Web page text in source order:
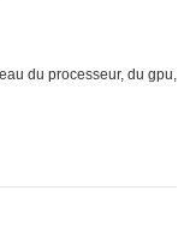
du processeur, du gpu,